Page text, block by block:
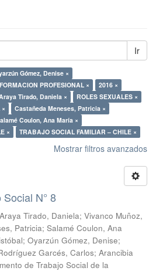
Ir
Gómez, Denise ×
PROFESIONAL ×
2016 ×
Tirado, Daniela ×
ROLES SEXUALES ×
Castañeda Meneses, Patricia ×
Coulon, Ana María ×
×
TRABAJO SOCIAL FAMILIAR – CHILE ×
Mostrar filtros avanzados
N° 8
Araya Tirado, Daniela; Vivanco Muñoz,
Patricia; Salamé Coulon, Ana
; Oyarzún Gómez, Denise;
Garcés, Carlos; Arancibia
de Trabajo Social de la